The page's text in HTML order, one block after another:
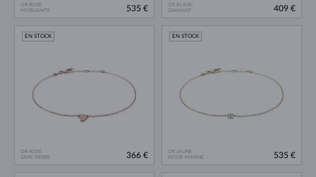
OR ROSE
MORGANITE
535 €
OR BLANC
DIAMANT
409 €
OR ROSE
SANS PIERRE
EN STOCK
366 €
OR JAUNE
AIGUE-MARINE
EN STOCK
535 €